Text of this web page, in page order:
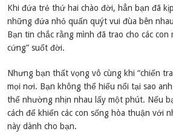
Khi đứa trẻ thứ hai chào đời, hẳn bạn đã
những đứa nhỏ quấn quýt vui đùa bên
Bạn tin chắc rằng mình đã trao cho các con
cứng” suốt đời.
Nhưng bạn thất vọng vô cùng khi “chiến
mọi nơi. Bạn không thể hiểu nổi tại sao
thể nhường nhịn nhau lấy một phút. Nếu
cách để khiến các con sống hòa thuận với
này dành cho bạn.